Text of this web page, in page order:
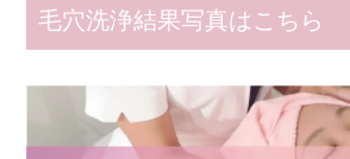
毛穴洗浄結果写真はこちら